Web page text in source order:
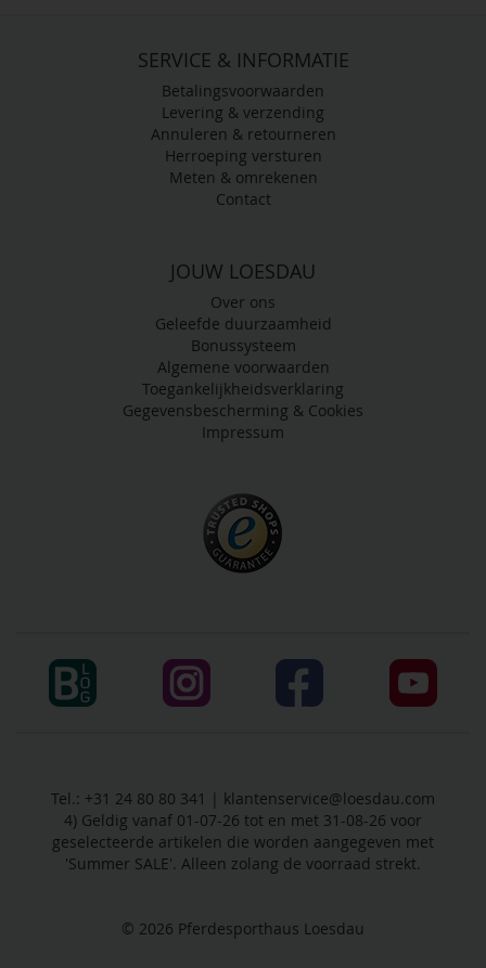
SERVICE & INFORMATIE
Betalingsvoorwaarden
Levering & verzending
Annuleren & retourneren
Herroeping versturen
Meten & omrekenen
Contact
JOUW LOESDAU
Over ons
Geleefde duurzaamheid
Bonussysteem
Algemene voorwaarden
Toegankelijkheidsverklaring
Gegevensbescherming & Cookies
Impressum
Tel.: +31 24 80 80 341 | klantenservice@loesdau.com
4) Geldig vanaf 01-07-26 tot en met 31-08-26 voor
geselecteerde artikelen die worden aangegeven met
'Summer SALE'. Alleen zolang de voorraad strekt.
© 2026 Pferdesporthaus Loesdau